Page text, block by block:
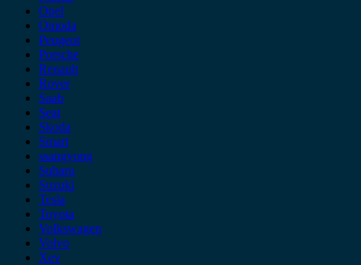
Opel
Omoda
Peugeot
Porsche
Renault
Rover
Saab
Seat
Skoda
Smart
ssangyong
Subaru
Suzuki
Tesla
Toyota
Volkswagen
Volvo
Xev